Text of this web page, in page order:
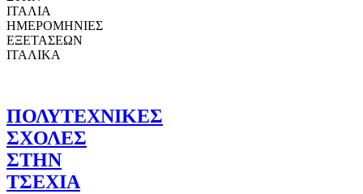
ΙΤΑΛΙΑ
ΗΜΕΡΟΜΗΝΙΕΣ
ΕΞΕΤΑΣΕΩΝ
ΙΤΑΛΙΚΑ
ΠΟΛΥΤΕΧΝΙΚΕΣ
ΣΧΟΛΕΣ
ΣΤΗΝ
ΤΣΕΧΙΑ